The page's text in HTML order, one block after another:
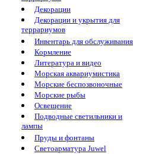
Декорации
Декорации и укрытия для
террариумов
Инвентарь для обслуживания
Кормление
Литература и видео
Морская аквариумистика
Морские беспозвоночные
Морские рыбы
Освещение
Подводные светильники и
лампы
Пруды и фонтаны
Светоарматура Juwel